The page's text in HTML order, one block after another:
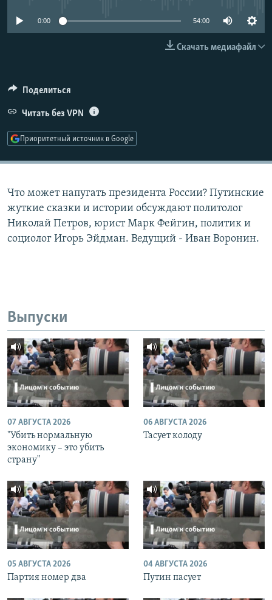
ПОДПИШИТЕСЬ НА РАССЫЛКУ
Все сайты РСЕ/РС
0:00 54:00
Скачать медиафайл
Поделиться
Читать без VPN
Приоритетный источник в Google
Что может напугать президента России? Путинские
жуткие сказки и истории обсуждают политолог
Николай Петров, юрист Марк Фейгин, политик и
социолог Игорь Эйдман. Ведущий - Иван Воронин.
Выпуски
07 АВГУСТА 2026
"Убить нормальную
экономику – это убить
страну"
06 АВГУСТА 2026
Тасует колоду
05 АВГУСТА 2026
Партия номер два
04 АВГУСТА 2026
Путин пасует